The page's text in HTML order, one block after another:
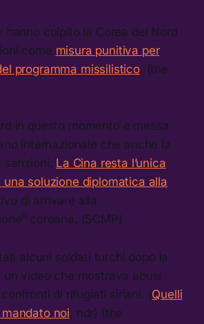
hanno colpito la Corea del Nord
come misura punitiva per
programma missilistico. (the
in questo momento è messa
internazionale che anche la
sanzioni. La Cina resta l’unica
soluzione diplomatica alla
di arrivare alla
coreana. (SCMP)
alcuni soldati turchi dopo la
un video che mostrava abusi
di rifugiati siriani. (Quelli
noi, ndr) (the